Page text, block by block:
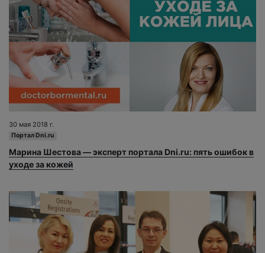
30 мая 2018 г.
Портал Dni.ru
Марина Шестова — эксперт портала Dni.ru: пять ошибок в
уходе за кожей